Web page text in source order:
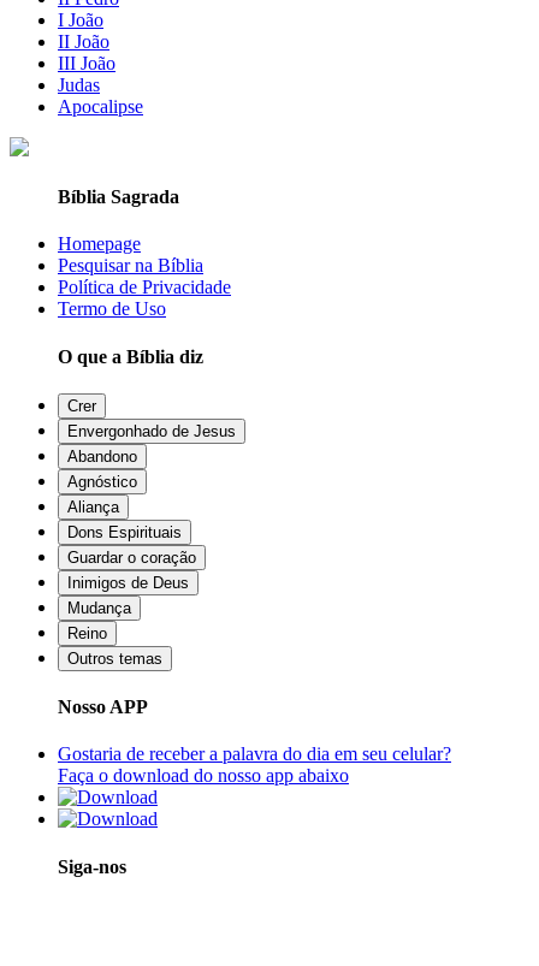
I João
II João
III João
Judas
Apocalipse
Bíblia Sagrada
Homepage
Pesquisar na Bíblia
Política de Privacidade
Termo de Uso
O que a Bíblia diz
Crer
Envergonhado de Jesus
Abandono
Agnóstico
Aliança
Dons Espirituais
Guardar o coração
Inimigos de Deus
Mudança
Reino
Outros temas
Nosso APP
Gostaria de receber a palavra do dia em seu celular?
Faça o download do nosso app abaixo
Siga-nos